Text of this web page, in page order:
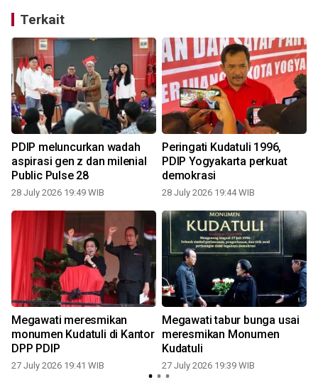
Terkait
PDIP meluncurkan wadah
aspirasi gen z dan milenial
Public Pulse 28
28 July 2026 19:49 WIB
Peringati Kudatuli 1996,
PDIP Yogyakarta perkuat
demokrasi
28 July 2026 19:44 WIB
Megawati meresmikan
monumen Kudatuli di Kantor
DPP PDIP
27 July 2026 19:41 WIB
Megawati tabur bunga usai
meresmikan Monumen
Kudatuli
27 July 2026 19:39 WIB